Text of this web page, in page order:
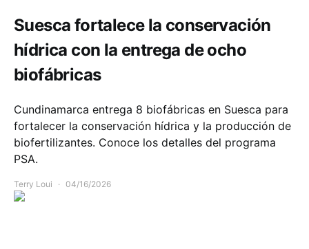
Suesca fortalece la conservación
hídrica con la entrega de ocho
biofábricas
Cundinamarca entrega 8 biofábricas en Suesca para
fortalecer la conservación hídrica y la producción de
biofertilizantes. Conoce los detalles del programa
PSA.
Terry Loui 04/16/2026